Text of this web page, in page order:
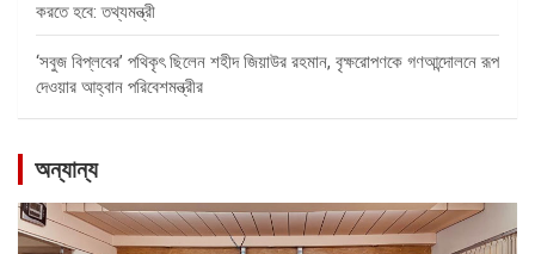
করতে হবে: তথ্যমন্ত্রী
‘সবুজ বিপ্লবের’ পথিকৃৎ ছিলেন শহীদ জিয়াউর রহমান, বৃক্ষরোপণকে গণআন্দোলনে রূপ
দেওয়ার আহ্বান পরিবেশমন্ত্রীর
অন্যান্য